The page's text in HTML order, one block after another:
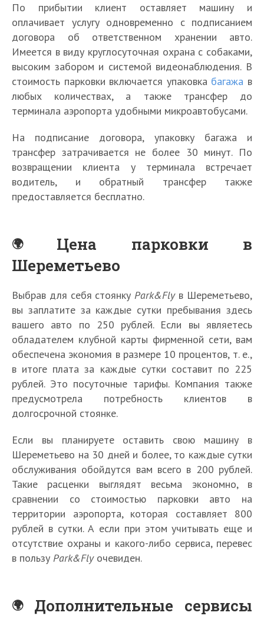
По прибытии клиент оставляет машину и
оплачивает услугу одновременно с подписанием
договора об ответственном хранении авто.
Имеется в виду круглосуточная охрана с собаками,
высоким забором и системой видеонаблюдения. В
стоимость парковки включается упаковка багажа в
любых количествах, а также трансфер до
терминала аэропорта удобными микроавтобусами.
На подписание договора, упаковку багажа и
трансфер затрачивается не более 30 минут. По
возвращении клиента у терминала встречает
водитель, и обратный трансфер также
предоставляется бесплатно.
Цена парковки в
Шереметьево
Выбрав для себя стоянкуPark&Flyв Шереметьево,
вы заплатите за каждые сутки пребывания здесь
вашего авто по 250 рублей. Если вы являетесь
обладателем клубной карты фирменной сети, вам
обеспечена экономия в размере 10 процентов, т. е.,
в итоге плата за каждые сутки составит по 225
рублей. Это посуточные тарифы. Компания также
предусмотрела потребность клиентов в
долгосрочной стоянке.
Если вы планируете оставить свою машину в
Шереметьево на 30 дней и более, то каждые сутки
обслуживания обойдутся вам всего в 200 рублей.
Такие расценки выглядят весьма экономно, в
сравнении со стоимостью парковки авто на
территории аэропорта, которая составляет 800
рублей в сутки. А если при этом учитывать еще и
отсутствие охраны и какого-либо сервиса, перевес
в пользу Park&Flyочевиден.
Дополнительные сервисы